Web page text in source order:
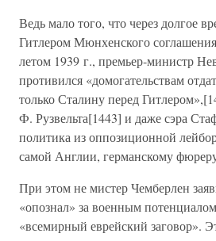
Ведь мало того, что через долгое
Гитлером Мюнхенского
летом 1939 г., премьер-министр
противился «домогательствам
только Сталину перед
Ф. Рузвельта[1443] и даже сэра
политика из оппозиционной
самой Англии, германскому
При этом не мистер Чемберлен
«опознал» за военным
«всемирный еврейский заговор».